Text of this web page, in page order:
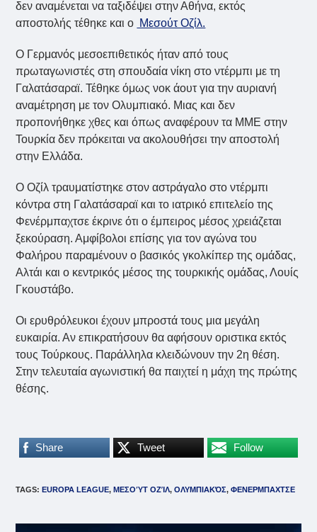
δεν αναμένεται να ταξιδέψει στην Αθήνα, εκτός
αποστολής τέθηκε και ο Μεσούτ Οζίλ.
Ο Γερμανός μεσοεπιθετικός ήταν από τους
πρωταγωνιστές στη σπουδαία νίκη στο ντέρμπι με τη
Γαλατάσαραϊ. Τέθηκε όμως νοκ άουτ για την αυριανή
αναμέτρηση με τον Ολυμπιακό. Μιας και δεν
προπονήθηκε χθες και όπως αναφέρουν τα ΜΜΕ στην
Τουρκία δεν πρόκειται να ακολουθήσει την αποστολή
στην Ελλάδα.
Ο Οζίλ τραυματίστηκε στον αστράγαλο στο ντέρμπι
κόντρα στη Γαλατάσαραϊ και το ιατρικό επιτελείο της
Φενέρμπαχτσε έκρινε ότι ο έμπειρος μέσος χρειάζεται
ξεκούραση. Αμφίβολοι επίσης για τον αγώνα του
Φαλήρου παραμένουν ο βασικός γκολκίπερ της ομάδας,
Αλτάι και ο κεντρικός μέσος της τουρκικής ομάδας, Λουίς
Γκουστάβο.
Οι ερυθρόλευκοι έχουν μπροστά τους μια μεγάλη
ευκαιρία. Αν επικρατήσουν θα αφήσουν οριστικα εκτός
τους Τούρκους. Παράλληλα κλειδώνουν την 2η θέση.
Στην τελευταία αγωνιστική θα παιχτεί η μάχη της πρώτης
θέσης.
Share Tweet Follow
TAGS:EUROPA LEAGUE, ΜΕΣΟΎΤ ΟΖΊΛ, ΟΛΥΜΠΙΑΚΌΣ, ΦΕΝΕΡΜΠΑΧΤΣΕ